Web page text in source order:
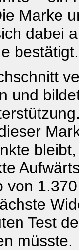
Marke
dabei
bestätigt.
und
von
Test
müsste.